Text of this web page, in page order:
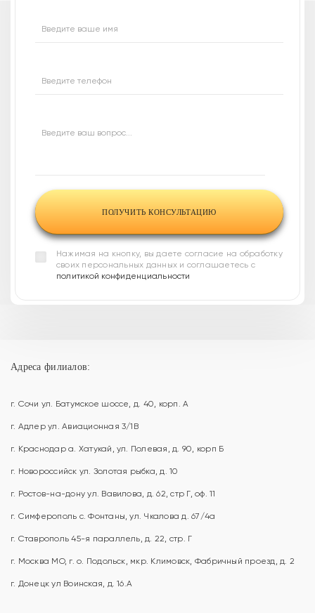
У вас есть вопросы
Введите ваше имя
Введите телефон
Введите ваш вопрос...
Нажимая на кнопку, вы даете согласие на обработку
своих персональных данных и соглашаетесь с
политикой конфиденциальности
Адреса филиалов:
г. Сочи ул. Батумское шоссе, д. 40, корп. А
г. Адлер ул. Авиационная 3/1В
г. Краснодар а. Хатукай, ул. Полевая, д. 90, корп Б
г. Новороссийск ул. Золотая рыбка, д. 10
г. Ростов-на-дону ул. Вавилова, д. 62, стр Г, оф. 11
г. Симферополь с. Фонтаны, ул. Чкалова д. 67/4а
г. Ставрополь 45-я параллель, д. 22, стр. Г
г. Москва МО, г. о. Подольск, мкр. Климовск, Фабричный проезд, д. 2
г. Донецк ул Воинская, д. 16.А